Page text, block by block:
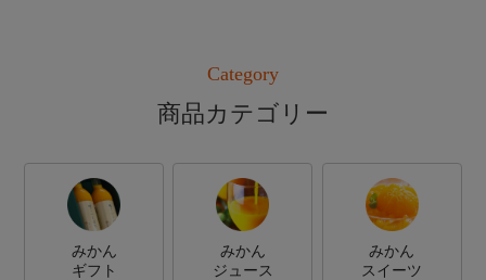
Category
商品カテゴリー
みかん
ギフト
みかん
ジュース
みかん
スイーツ